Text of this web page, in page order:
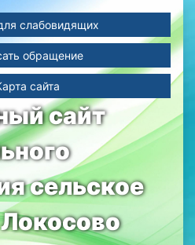
сайт
сельское
слабовидящих
обращение
сайта